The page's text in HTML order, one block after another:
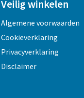
Veilig winkelen
Algemene voorwaarden
Cookieverklaring
Privacyverklaring
Disclaimer